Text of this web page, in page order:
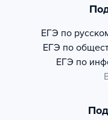
ЕГЭ по
ЕГЭ по
ЕГЭ по